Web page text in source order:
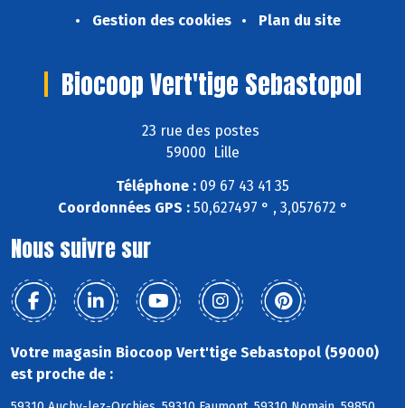
Gestion des cookies
Plan du site
Biocoop Vert'tige Sebastopol
23 rue des postes
59000 Lille
Téléphone : 09 67 43 41 35
Coordonnées GPS :50,627497 ° , 3,057672 °
Nous suivre sur
Votre magasin Biocoop Vert'tige Sebastopol (59000)
est proche de :